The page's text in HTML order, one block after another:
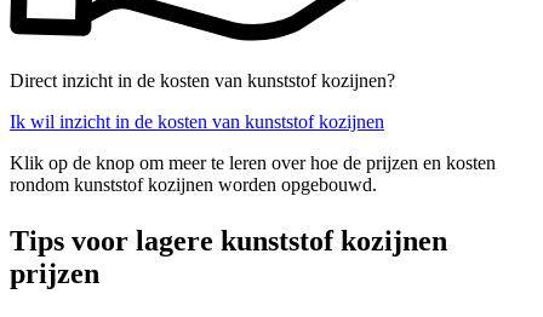
Direct inzicht in de kosten van kunststof kozijnen?
Ik wil inzicht in de kosten van kunststof kozijnen
Klik op de knop om meer te leren over hoe de prijzen en kosten
rondom kunststof kozijnen worden opgebouwd.
Tips voor lagere kunststof kozijnen
prijzen